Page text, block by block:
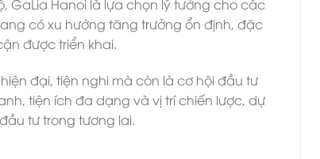
GaLia Hanoi là lựa chọn lý tưởng cho các
có xu hướng tăng trưởng ổn định, đặc
được triển khai.
đại, tiện nghi mà còn là cơ hội đầu tư
tiện ích đa dạng và vị trí chiến lược, dự
tư trong tương lai.